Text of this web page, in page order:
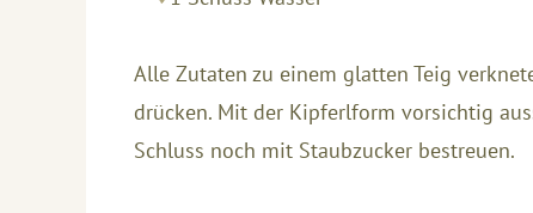
Alle Zutaten zu einem glatten Teig
drücken. Mit der Kipferlform vorsichtig
Schluss noch mit Staubzucker bestreuen.